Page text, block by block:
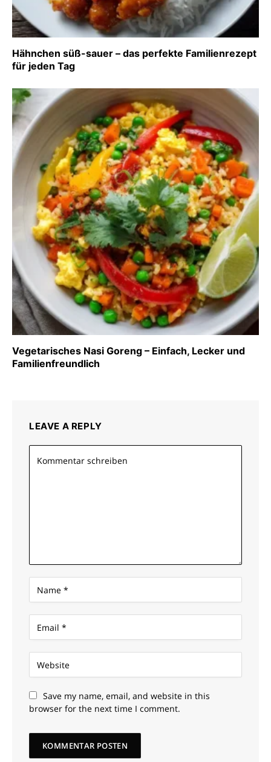
Hähnchen süß-sauer – das perfekte Familienrezept
für jeden Tag
Vegetarisches Nasi Goreng – Einfach, Lecker und
Familienfreundlich
LEAVE A REPLY
Save my name, email, and website in this
browser for the next time I comment.